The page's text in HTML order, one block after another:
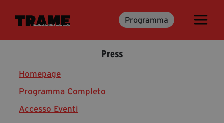
Programma
Trame.15
Libri
Media & Press
Press
Homepage
Programma Completo
Accesso Eventi